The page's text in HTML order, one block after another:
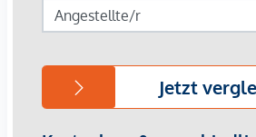
Loggia mit Blick ins Grüne
Die Wohnung liegt nur 4 Gehminuten
Straßenbahnlinie 71 entfernt – mit